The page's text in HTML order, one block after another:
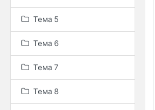
Тема 5
Тема 6
Тема 7
Тема 8